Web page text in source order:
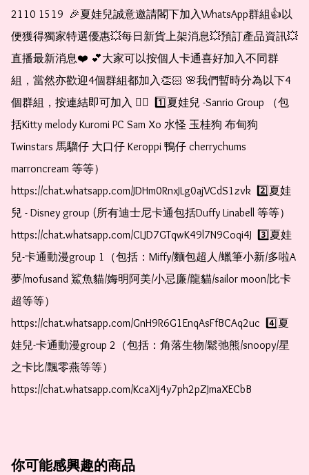
2110 1519  🎉夏娃兒誠意邀請閣下加入WhatsApp群組👍以
便獲得獨家特選優惠💥每日新貨上架消息💥預訂產品資訊💥
直播最新消息❤️ 💕大家可以按個人卡通喜好加入不同群
組，當然亦歡迎4個群組都加入👏🏻 🌸我們暫時分為以下4
個群組，按連結即可加入 👇🏻  1️⃣夏娃兒 -Sanrio Group （包
括Kitty melody Kuromi PC Sam Xo 水怪 玉桂狗 布甸狗
Twinstars 馬騮仔 大口仔 Keroppi 鴨仔 cherrychums
marroncream 等等）
https://chat.whatsapp.com/JDHm0RnxJLg0ajVCdS1zvk  2️⃣夏娃
兒 - Disney group (所有迪士尼卡通包括Duffy Linabell 等等）
https://chat.whatsapp.com/CLJD7GTqwK49l7N9Coqi4J  3️⃣夏娃
兒-卡通動漫group 1（包括：Miffy/麵包超人/蠟筆小新/多啦A
夢/mofusand 鯊魚貓/娒明阿美/小忌廉/龍貓/sailor moon/比卡
超等等）
https://chat.whatsapp.com/GnH9R6G1EnqAsFfBCAq2uc  4️⃣夏
娃兒-卡通動漫group 2（包括：角落生物/鬆弛熊/snoopy/星
之卡比/飄零燕等等）
https://chat.whatsapp.com/KcaXIj4y7ph2pZJmaXECbB
你可能感興趣的商品